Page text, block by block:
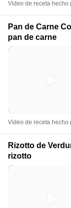
Video de receta hecho
Pan de Carne
pan de carne
Video de receta hecho
Rizotto de
rizotto